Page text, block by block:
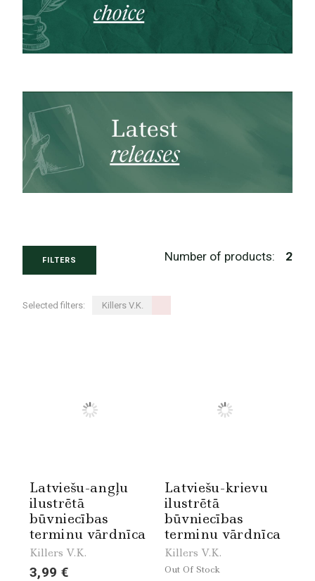
FILTERS Number of products: 2
Selected filters: Killers V.K.
Latviešu-angļu
ilustrētā
būvniecības
terminu vārdnīca
Killers V.K.
3,99 €
Latviešu-krievu
ilustrētā
būvniecības
terminu vārdnīca
Killers V.K.
Out Of Stock